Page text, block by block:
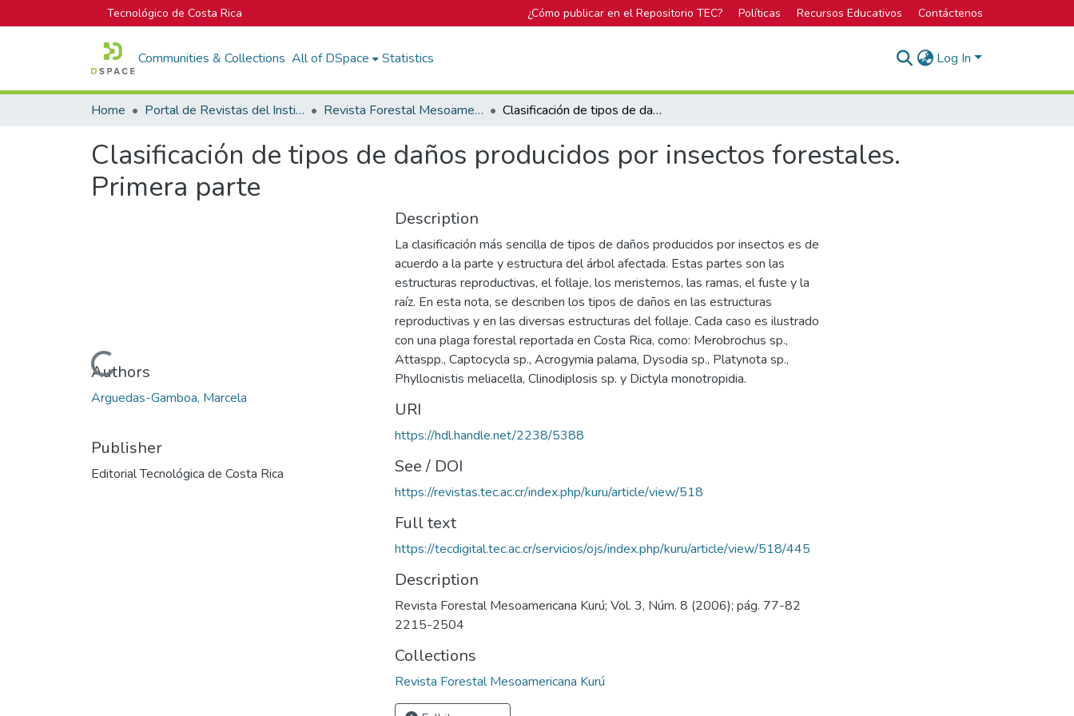
Tecnológico de Costa Rica ¿Cómo publicar en el Repositorio TEC? Políticas Recursos Educativos Contáctenos
Communities & Collections All of DSpace Statistics Log In
Home Portal de Revistas del Instituto Tecnológico de Costa Rica Revista Forestal Mesoamericana Kurú Clasificación de tipos de daños producidos por insectos forestales. Primera parte
Clasificación de tipos de daños producidos por insectos forestales.
Primera parte
Loading...
Authors
Arguedas-Gamboa, Marcela
Publisher
Editorial Tecnológica de Costa Rica
Description
La clasificación más sencilla de tipos de daños producidos por insectos es de
acuerdo a la parte y estructura del árbol afectada. Estas partes son las
estructuras reproductivas, el follaje, los meristemos, las ramas, el fuste y la
raíz. En esta nota, se describen los tipos de daños en las estructuras
reproductivas y en las diversas estructuras del follaje. Cada caso es ilustrado
con una plaga forestal reportada en Costa Rica, como: Merobrochus sp.,
Attaspp., Captocycla sp., Acrogymia palama, Dysodia sp., Platynota sp.,
Phyllocnistis meliacella, Clinodiplosis sp. y Dictyla monotropidia.
URI
https://hdl.handle.net/2238/5388
See / DOI
https://revistas.tec.ac.cr/index.php/kuru/article/view/518
Full text
https://tecdigital.tec.ac.cr/servicios/ojs/index.php/kuru/article/view/518/445
Description
Revista Forestal Mesoamericana Kurú; Vol. 3, Núm. 8 (2006); pág. 77-82
2215-2504
Collections
Revista Forestal Mesoamericana Kurú